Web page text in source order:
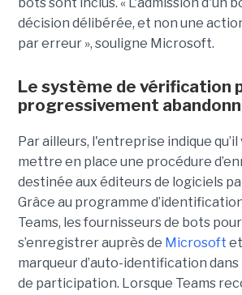
bots sont inclus. « L'admission d'un
décision délibérée, et non une
par erreur », souligne Microsoft.
Le système de vérification
progressivement
Par ailleurs, l'entreprise indique
mettre en place une procédure
destinée aux éditeurs de logiciels
Grâce au programme
Teams, les fournisseurs de bots
s’enregistrer auprès de Microsoft
marqueur d’auto-identification dans
de participation. Lorsque Teams